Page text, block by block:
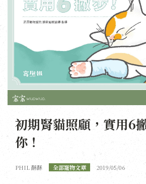
初期腎貓照顧，實用6
你！
PHIL 酥酥 全部寵物文章 2019/05/06